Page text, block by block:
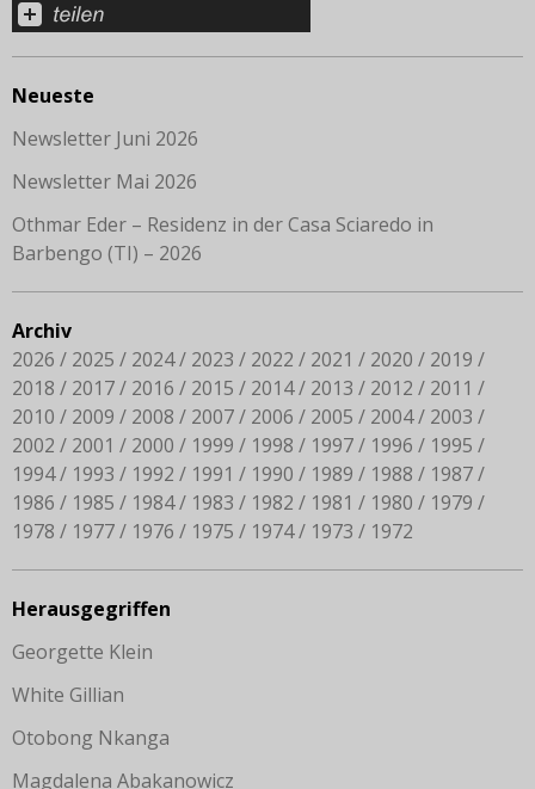
Neueste
Newsletter Juni 2026
Newsletter Mai 2026
Othmar Eder – Residenz in der Casa Sciaredo in
Barbengo (TI) – 2026
Archiv
2026
2025 2024 2023 2022 2021 2020
2019
2018
2017 2016 2015 2014 2013 2012
2011
2010
2009 2008 2007 2006 2005 2004
2003
2002
2001 2000 1999 1998 1997 1996
1995
1994
1993 1992 1991 1990 1989 1988
1987
1986
1985 1984 1983 1982 1981 1980
1979
1978
1977 1976 1975 1974 1973 1972
Herausgegriffen
Georgette Klein
White Gillian
Otobong Nkanga
Magdalena Abakanowicz